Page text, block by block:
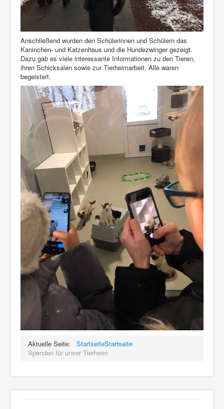
Anschließend wurden den Schülerinnen und Schülern das
Kaninchen- und Katzenhaus und die Hundezwinger gezeigt.
Dazu gab es viele interessante Informationen zu den Tieren,
ihren Schicksalen sowie zur Tierheimarbeit. Alle waren
begeistert.
Aktuelle Seite: StartseiteStartseite
Spenden für unser Tierheim